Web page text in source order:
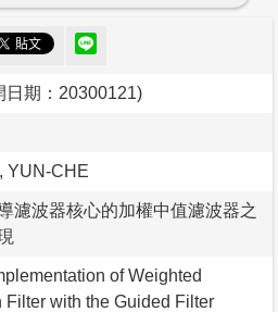
日期：20300121)
YUN-CHE
濾波器核心的加權中值濾波器之
of Weighted
Filter with the Guided Filter